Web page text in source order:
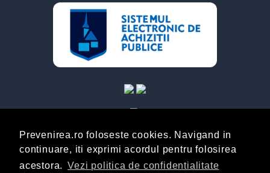
Prevenirea.ro foloseste cookies. Navigand in
continuare, iti exprimi acordul pentru folosirea
acestora.
Vezi politica de confidentialitate
ABONARE